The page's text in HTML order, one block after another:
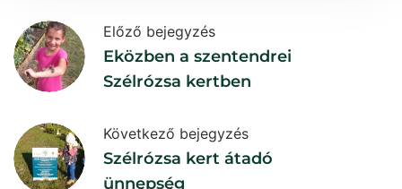
Előző bejegyzés
Eközben a szentendrei
Szélrózsa kertben
Következő bejegyzés
Szélrózsa kert átadó
ünnepség